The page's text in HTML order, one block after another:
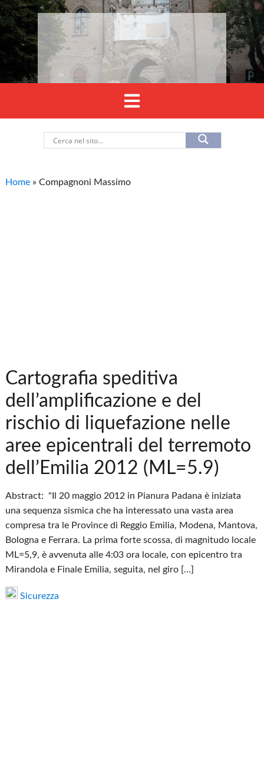
Home »Compagnoni Massimo
Cartografia speditiva
dell’amplificazione e del
rischio di liquefazione nelle
aree epicentrali del terremoto
dell’Emilia 2012 (ML=5.9)
Abstract: "Il 20 maggio 2012 in Pianura Padana è iniziata
una sequenza sismica che ha interessato una vasta area
compresa tra le Province di Reggio Emilia, Modena, Mantova,
Bologna e Ferrara. La prima forte scossa, di magnitudo locale
ML=5,9, è avvenuta alle 4:03 ora locale, con epicentro tra
Mirandola e Finale Emilia, seguita, nel giro […]
Sicurezza